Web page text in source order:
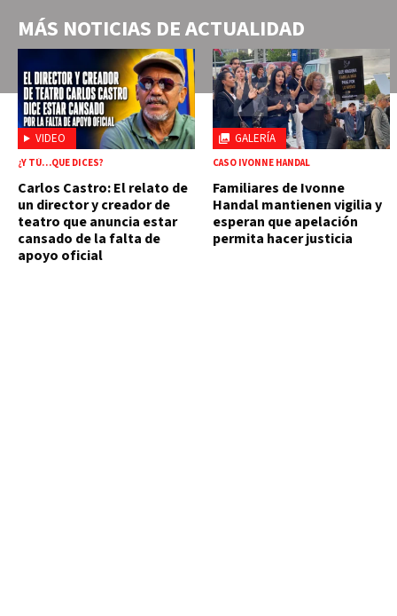
MÁS NOTICIAS DEACTUALIDAD
VIDEO
¿Y TÚ…QUE DICES?
Carlos Castro: El relato de
un director y creador de
teatro que anuncia estar
cansado de la falta de
apoyo oficial
GALERÍA
CASO IVONNE HANDAL
Familiares de Ivonne
Handal mantienen vigilia y
esperan que apelación
permita hacer justicia